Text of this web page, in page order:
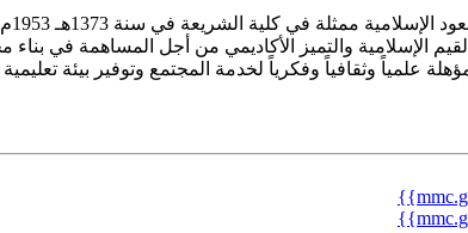
الإسلامية والتميز الأكاديمي من أجل المساهمة في
علمياً وثقافياً وفكرياً لخدمة المجتمع وتوفير بيئة